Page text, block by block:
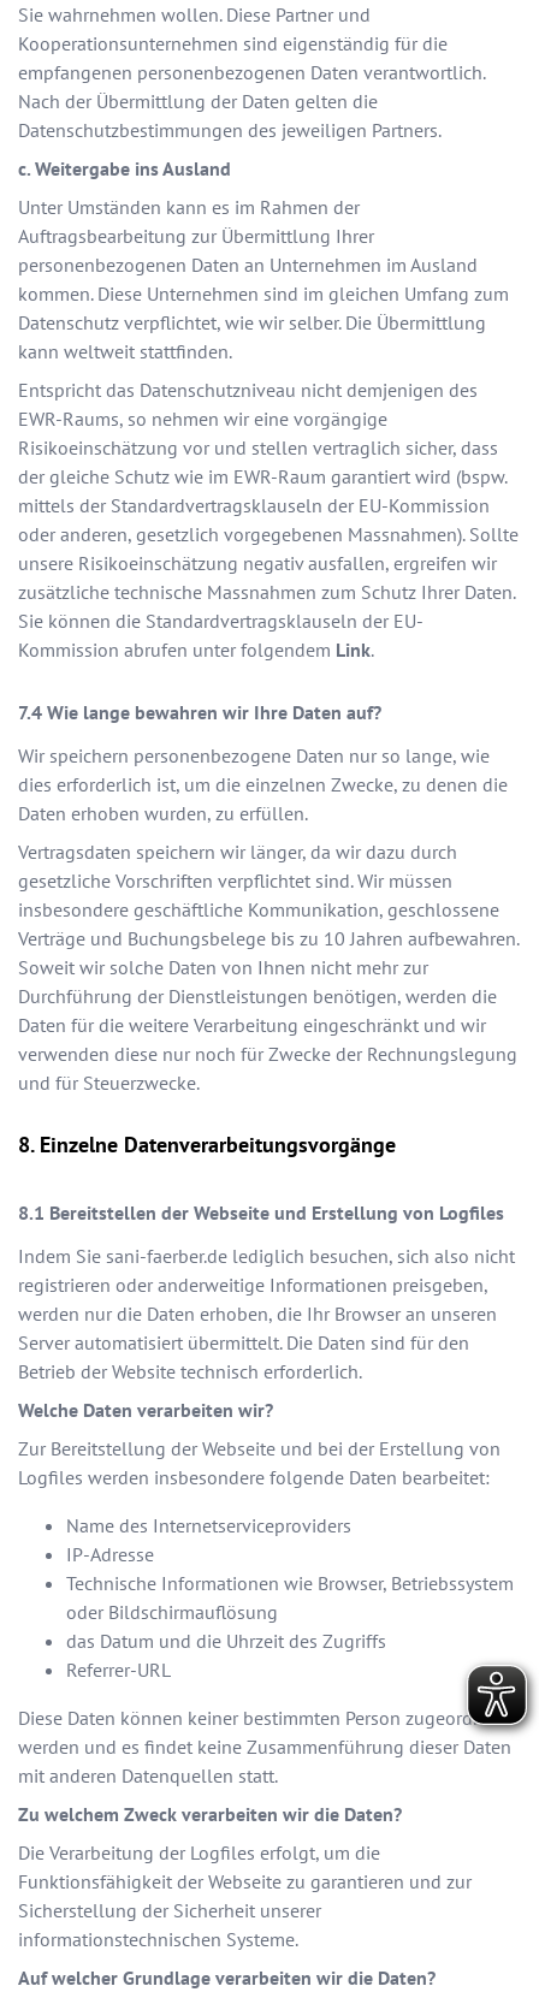
Sie wahrnehmen wollen. Diese Partner und
Kooperationsunternehmen sind eigenständig für die
empfangenen personenbezogenen Daten verantwortlich.
Nach der Übermittlung der Daten gelten die
Datenschutzbestimmungen des jeweiligen Partners.
c. Weitergabe ins Ausland
Unter Umständen kann es im Rahmen der
Auftragsbearbeitung zur Übermittlung Ihrer
personenbezogenen Daten an Unternehmen im Ausland
kommen. Diese Unternehmen sind im gleichen Umfang zum
Datenschutz verpflichtet, wie wir selber. Die Übermittlung
kann weltweit stattfinden.
Entspricht das Datenschutzniveau nicht demjenigen des
EWR-Raums, so nehmen wir eine vorgängige
Risikoeinschätzung vor und stellen vertraglich sicher, dass
der gleiche Schutz wie im EWR-Raum garantiert wird (bspw.
mittels der Standardvertragsklauseln der EU-Kommission
oder anderen, gesetzlich vorgegebenen Massnahmen). Sollte
unsere Risikoeinschätzung negativ ausfallen, ergreifen wir
zusätzliche technische Massnahmen zum Schutz Ihrer Daten.
Sie können die Standardvertragsklauseln der EU-
Kommission abrufen unter folgendem Link.
Wie lange bewahren wir Ihre Daten auf?
Wir speichern personenbezogene Daten nur so lange, wie
dies erforderlich ist, um die einzelnen Zwecke, zu denen die
Daten erhoben wurden, zu erfüllen.
Vertragsdaten speichern wir länger, da wir dazu durch
gesetzliche Vorschriften verpflichtet sind. Wir müssen
insbesondere geschäftliche Kommunikation, geschlossene
Verträge und Buchungsbelege bis zu 10 Jahren aufbewahren.
Soweit wir solche Daten von Ihnen nicht mehr zur
Durchführung der Dienstleistungen benötigen, werden die
Daten für die weitere Verarbeitung eingeschränkt und wir
verwenden diese nur noch für Zwecke der Rechnungslegung
und für Steuerzwecke.
Einzelne Datenverarbeitungsvorgänge
Bereitstellen der Webseite und Erstellung von Logfiles
Indem Sie sani-faerber.de lediglich besuchen, sich also nicht
registrieren oder anderweitige Informationen preisgeben,
werden nur die Daten erhoben, die Ihr Browser an unseren
Server automatisiert übermittelt. Die Daten sind für den
Betrieb der Website technisch erforderlich.
Welche Daten verarbeiten wir?
Zur Bereitstellung der Webseite und bei der Erstellung von
Logfiles werden insbesondere folgende Daten bearbeitet:
Name des Internetserviceproviders
IP-Adresse
Technische Informationen wie Browser, Betriebssystem
oder Bildschirmauflösung
das Datum und die Uhrzeit des Zugriffs
Referrer-URL
Diese Daten können keiner bestimmten Person zugeordnet
werden und es findet keine Zusammenführung dieser Daten
mit anderen Datenquellen statt.
Zu welchem Zweck verarbeiten wir die Daten?
Die Verarbeitung der Logfiles erfolgt, um die
Funktionsfähigkeit der Webseite zu garantieren und zur
Sicherstellung der Sicherheit unserer
informationstechnischen Systeme.
Auf welcher Grundlage verarbeiten wir die Daten?